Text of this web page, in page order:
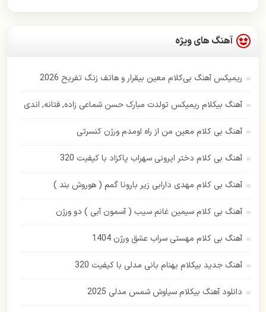
حمید هیراد
رامین بی باک
رضا بهرام
رضا صادقی
رضا یزدانی
زانیار خسروی
سهراب پاکزاد
ساسی مانکن
آهنگ های ویژه
ریمیکس آهنگ بی‌کلام معین بیقرار و هاتف زنگ تفریح 2026
آهنگ بیکلام ریمیکس تولدت مبارک حسن شماعی زاده, فتانه, اندی
آهنگ بی کلام معین من از راه اومدم ورژن کنسرتی
آهنگ بی کلام دختر ایرونی سهراب پاکزاد با کیفیت 320
آهنگ بی کلام مهدی دارابی زیر بارونا گمم ( هوروش بند )
آهنگ بی کلام سیمین غانم سیب ( آسمون آبی ) دو ورژن
آهنگ بی کلام مهستی سراب عشق ورژن 1404
آهنگ جدید بیکلام بهنام بانی مدلی با کیفیت 320
دانلود آهنگ بیکلام سیاوش شمس مدلی 2025